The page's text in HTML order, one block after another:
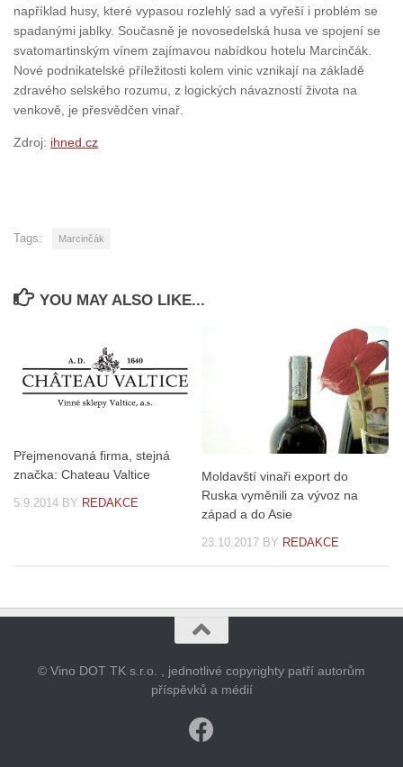
například husy, které vypasou rozlehlý sad a vyřeší i problém se
spadanými jablky. Současně je novosedelská husa ve spojení se
svatomartinským vínem zajímavou nabídkou hotelu Marcinčák.
Nové podnikatelské příležitosti kolem vinic vznikají na základě
zdravého selského rozumu, z logických návazností života na
venkově, je přesvědčen vinař.
Zdroj: ihned.cz
Tags: Marcinčák
YOU MAY ALSO LIKE...
Přejmenovaná firma, stejná
značka: Chateau Valtice
5.9.2014 BY REDAKCE
Moldavští vinaři export do
Ruska vyměnili za vývoz na
západ a do Asie
23.10.2017 BY REDAKCE
© Vino DOT TK s.r.o. , jednotlivé copyrighty patří autorům
příspěvků a médií